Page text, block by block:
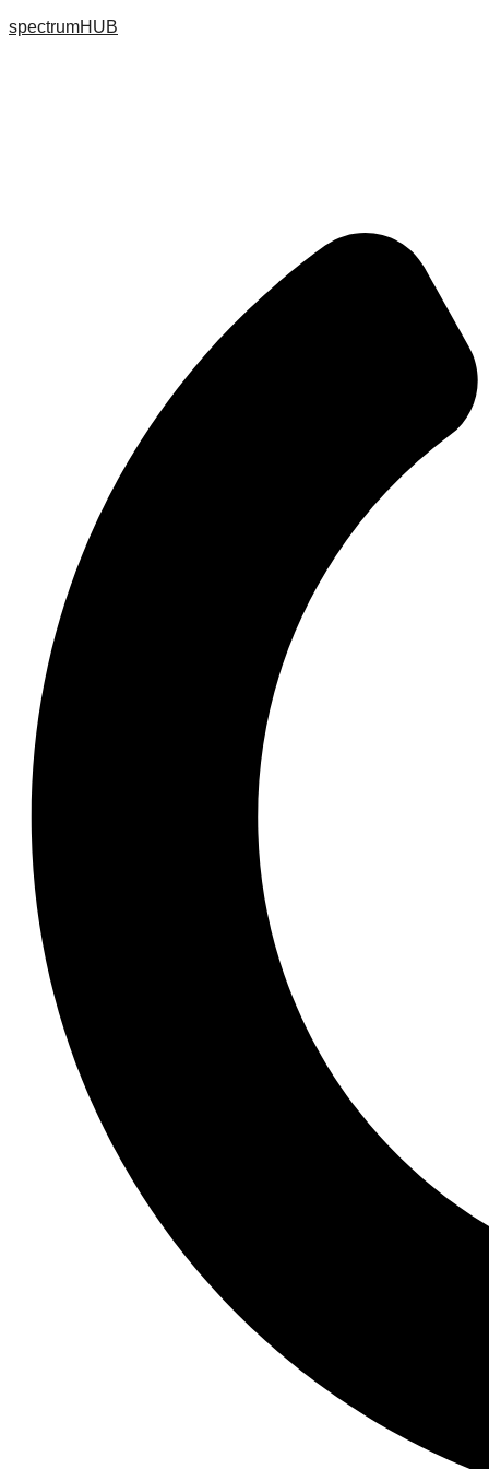
spectrumHUB